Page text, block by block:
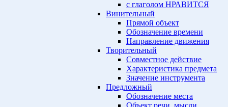
с глаголом НРАВИТСЯ
Винительный
Прямой объект
Обозначение времени
Направление движения
Творительный
Совместное действие
Характеристика предмета
Значение инструмента
Предложный
Обозначение места
Объект речи, мысли